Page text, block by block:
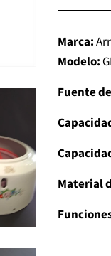
Marca:
Modelo:
Fuente
Material